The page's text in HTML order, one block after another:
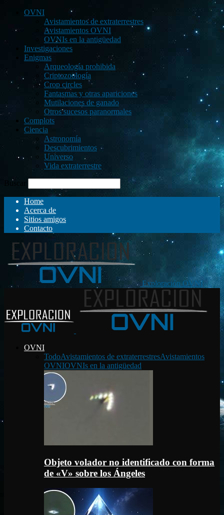
OVNI
Avistamientos de extraterrestres
Avistamientos OVNI
OVNIs en la antigüedad
Investigaciones
Enigmas
Arqueología prohibida
Criptozoología
Crop circles
Fantasmas y otras apariciones
Mutilaciones de ganado
Otros sucesos paranormales
Complots
Ciencia
Astronomía
Descubrimientos
Universo
Vida extraterrestre
Buscar
Home
Acerca de
Sitios amigos
Contacto
Exploración OVNI
OVNI
TodoAvistamientos de extraterrestresAvistamientos
OVNIOVNIs en la antigüedad
Objeto volador no identificado con forma
de «V» sobre los Ángeles